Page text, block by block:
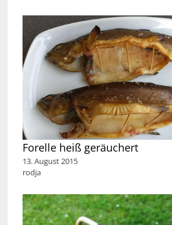
Forelle heiß geräuchert
13. August 2015
rodja